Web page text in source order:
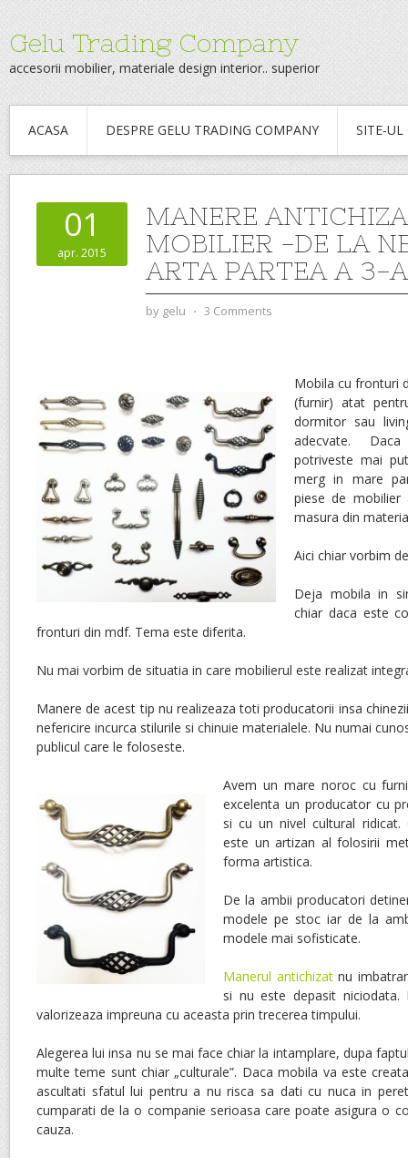
Gelu Trading Company
accesorii mobilier, materiale design interior.. superior
ACASA DESPRE GELU TRADING COMPANY SITE-UL
01
apr. 2015
MANERE
MOBILIER -DE LA
ARTA PARTEA A 3-A
by gelu ⋅ 3 Comments
Mobila cu fronturi
(furnir) atat
dormitor sau
adecvate.
potriveste mai
merg in mare
piese de mobilier
masura din
Aici chiar vorbim
Deja mobila in
chiar daca este
fronturi din mdf. Tema este diferita.
Nu mai vorbim de situatia in care mobilierul este realizat
Manere de acest tip nu realizeaza toti producatorii insa
nefericire incurca stilurile si chinuie materialele. Nu numai
publicul care le foloseste.
Avem un mare noroc cu
excelenta un producator cu
si cu un nivel cultural
este un artizan al folosirii
forma artistica.
De la ambii producatori
modele pe stoc iar de la
modele mai sofisticate.
Manerul antichizatnu
si nu este depasit
valorizeaza impreuna cu aceasta prin trecerea timpului.
Alegerea lui insa nu se mai face chiar la intamplare, dupa
multe teme sunt chiar „culturale”. Daca mobila va este
ascultati sfatul lui pentru a nu risca sa dati cu nuca in
cumparati de la o companie serioasa care poate asigura o
cauza.